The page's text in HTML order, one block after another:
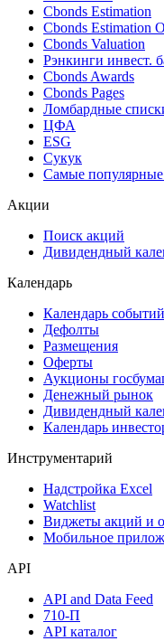
Cbonds Estimation
Cbonds Estimation
Cbonds Valuation
Рэнкинги инвест.
Cbonds Awards
Cbonds Pages
Ломбардные
ЦФА
ESG
Сукук
Самые популярные
Акции
Поиск акций
Дивидендный
Календарь
Календарь событий
Дефолты
Размещения
Оферты
Аукционы
Денежный рынок
Дивидендный
Календарь
Инструментарий
Надстройка Excel
Watchlist
Виджеты акций и
Мобильное
API
API and Data Feed
710-П
API каталог